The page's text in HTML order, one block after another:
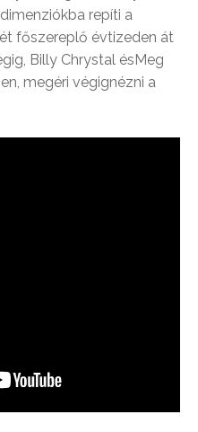
repíti a
főszereplő évtizeden át
Billy Chrystal ésMeg
megéri végignézni a